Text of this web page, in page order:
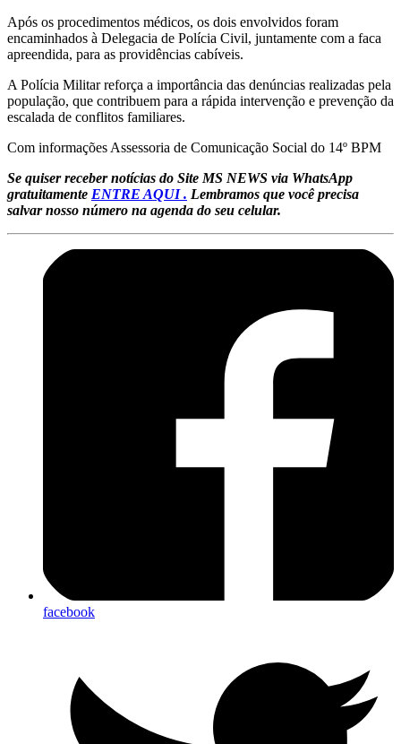
Após os procedimentos médicos, os dois envolvidos foram
encaminhados à Delegacia de Polícia Civil, juntamente com a faca
apreendida, para as providências cabíveis.
A Polícia Militar reforça a importância das denúncias realizadas pela
população, que contribuem para a rápida intervenção e prevenção da
escalada de conflitos familiares.
Com informações Assessoria de Comunicação Social do 14º BPM
Se quiser receber notícias do Site MS NEWS via WhatsApp
gratuitamente ENTRE AQUI . Lembramos que você precisa
salvar nosso número na agenda do seu celular.
facebook